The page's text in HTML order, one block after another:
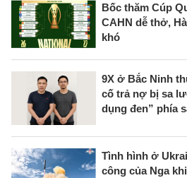
Bốc thăm Cúp
CAHN dễ thở,
khó
9X ở Bắc Ninh
cố trả nợ bị sa
dụng đen” phía
Tình hình ở
công của Nga